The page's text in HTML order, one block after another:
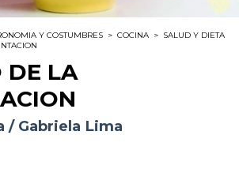
Y COSTUMBRES > COCINA > SALUD Y DIETA
DE LA
/ Gabriela Lima